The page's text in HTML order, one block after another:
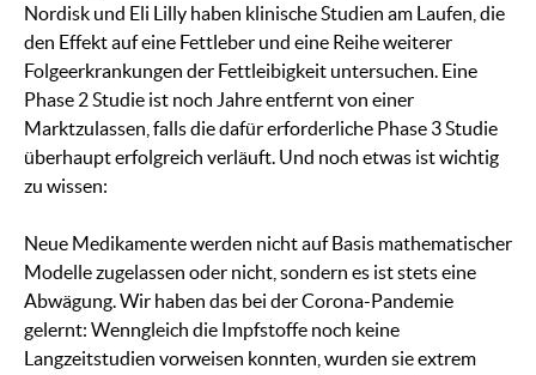
Nordisk und Eli Lilly haben klinische Studien am Laufen, die
den Effekt auf eine Fettleber und eine Reihe weiterer
Folgeerkrankungen der Fettleibigkeit untersuchen. Eine
Phase 2 Studie ist noch Jahre entfernt von einer
Marktzulassen, falls die dafür erforderliche Phase 3 Studie
überhaupt erfolgreich verläuft. Und noch etwas ist wichtig
zu wissen:
Neue Medikamente werden nicht auf Basis mathematischer
Modelle zugelassen oder nicht, sondern es ist stets eine
Abwägung. Wir haben das bei der Corona-Pandemie
gelernt: Wenngleich die Impfstoffe noch keine
Langzeitstudien vorweisen konnten, wurden sie extrem